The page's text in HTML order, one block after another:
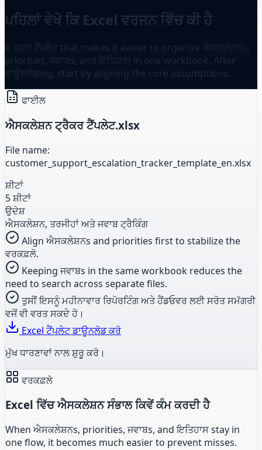
ਪਹਿਲਾਂ ਵੇਖੋ ਕਿ Excel ਵਰਜਨ ਵਿੱਚ ਕੀ ਹੈ
A ਮੁਫ਼ਤ ਟੈਂਪਲੇਟ that makes it easier to organize ਐਸਕਲੇਸ਼ਨs,
priorities, ਜਵਾਬs, and ਇਤਿਹਾਸ in one workbook. After
ਡਾਊਨਲੋਡing, start by aligning the core assumptions.
ਫਾਈਲ
ਐਸਕਲੇਸ਼ਨ ਟ੍ਰੈਕਰ ਟੈਂਪਲੇਟ.xlsx
File name:
customer_support_escalation_tracker_template_en.xlsx
ਸ਼ੀਟਾਂ
5 ਸ਼ੀਟਾਂ
ਉਦੇਸ਼
ਐਸਕਲੇਸ਼ਨ, ਤਰਜੀਹਾਂ ਅਤੇ ਜਵਾਬ ਟ੍ਰੈਕਿੰਗ
Align ਐਸਕਲੇਸ਼ਨs and priorities first to stabilize the
ਵਰਕਫ਼ਲੋ.
Keeping ਜਵਾਬs in the same workbook reduces the
need to search across separate files.
ਤੁਸੀਂ ਇਸਨੂੰ ਮਹੀਨਾਵਾਰ ਰਿਪੋਰਟਿੰਗ ਅਤੇ ਹੈਂਡਓਵਰ ਲਈ ਸਰੋਤ ਸਮੱਗਰੀ
ਵਜੋਂ ਵੀ ਵਰਤ ਸਕਦੇ ਹੋ।
Excel ਟੈਂਪਲੇਟ ਡਾਊਨਲੋਡ ਕਰੋ
ਮੁੱਖ ਧਾਰਣਾਵਾਂ ਨਾਲ ਸ਼ੁਰੂ ਕਰੋ।
ਵਰਕਫ਼ਲੋ
Excel ਵਿੱਚ ਐਸਕਲੇਸ਼ਨ ਸੰਭਾਲ ਕਿਵੇਂ ਕੰਮ ਕਰਦੀ ਹੈ
When ਐਸਕਲੇਸ਼ਨs, priorities, ਜਵਾਬs, and ਇਤਿਹਾਸ stay in
one flow, it becomes much easier to prevent misses.